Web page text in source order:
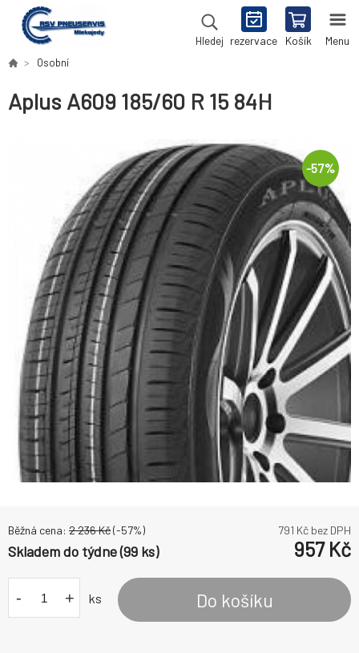
Hledej rezervace Košík Menu
Osobní
Aplus A609 185/60 R 15 84H
-57%
Běžná cena: 2 236Kč(-57%) 791 Kč bez DPH
Skladem do týdne (99 ks) 957Kč
- + ks Do košíku